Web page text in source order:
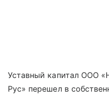
Уставный капитал ООО
Рус» перешел в